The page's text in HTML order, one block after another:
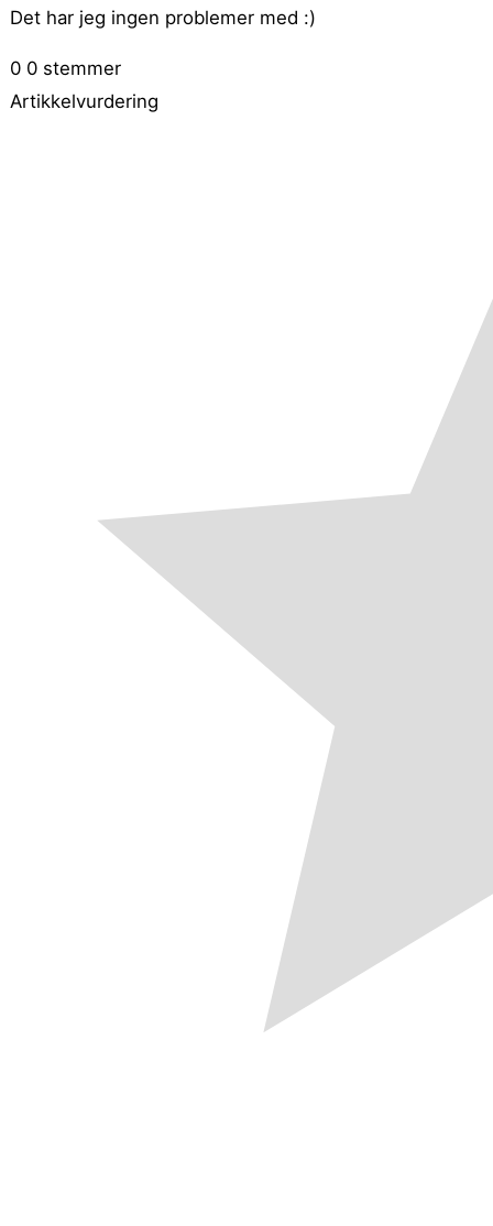
Det har jeg ingen problemer med :)
0 0 stemmer
Artikkelvurdering